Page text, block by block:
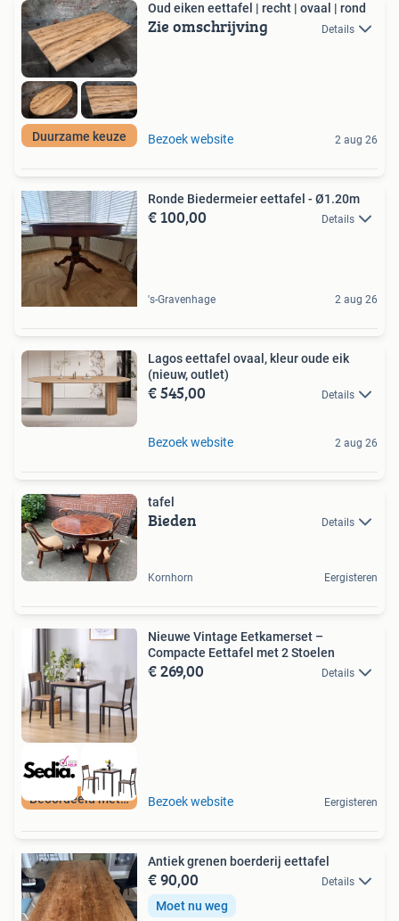
Duurzame keuze
Oud eiken eettafel | recht | ovaal | rond
Zie omschrijving Details
Bezoek website 2 aug 26
Ronde Biedermeier eettafel - Ø1.20m
€ 100,00 Details
's-Gravenhage 2 aug 26
Lagos eettafel ovaal, kleur oude eik
(nieuw, outlet)
€ 545,00 Details
Bezoek website 2 aug 26
tafel
Bieden Details
Kornhorn Eergisteren
Beoordeeld met 9+
Nieuwe Vintage Eetkamerset –
Compacte Eettafel met 2 Stoelen
€ 269,00 Details
Bezoek website Eergisteren
Antiek grenen boerderij eettafel
€ 90,00 Details
Moet nu weg